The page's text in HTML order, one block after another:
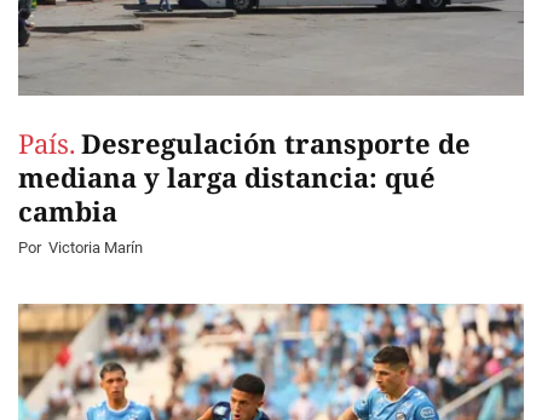
País. Desregulación transporte de
mediana y larga distancia: qué
cambia
Por Victoria Marín